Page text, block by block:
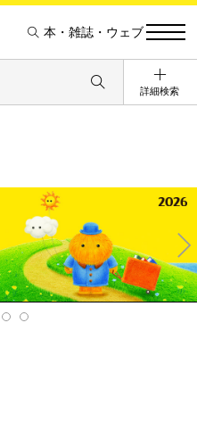
本・雑誌・ウェブ
詳細検索
Ne
xt